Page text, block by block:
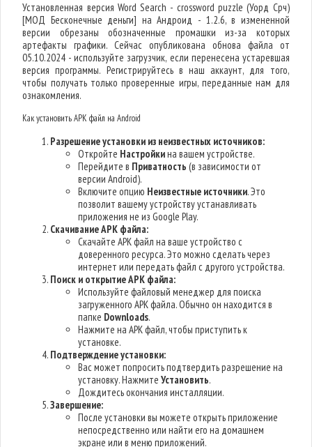
Установленная версия Word Search - crossword puzzle (Уорд Срч)
[МОД Бесконечные деньги] на Андроид - 1.2.6, в измененной
версии обрезаны обозначенные промашки из-за которых
артефакты графики. Сейчас опубликована обнова файла от
05.10.2024 - используйте загрузчик, если перенесена устаревшая
версия программы. Регистрируйтесь в наш аккаунт, для того,
чтобы получать только проверенные игры, переданные нам для
ознакомления.
Как установить APK файл на Android
Разрешение установки из неизвестных источников:
Откройте Настройкина вашем устройстве.
Перейдите в Приватность (в зависимости от
версии Android).
Включите опцию Неизвестные источники. Это
позволит вашему устройству устанавливать
приложения не из Google Play.
Скачивание APK файла:
Скачайте APK файл на ваше устройство с
доверенного ресурса. Это можно сделать через
интернет или передать файл с другого устройства.
Поиск и открытие APK файла:
Используйте файловый менеджер для поиска
загруженного APK файла. Обычно он находится в
папке Downloads.
Нажмите на APK файл, чтобы приступить к
установке.
Подтверждение установки:
Вас может попросить подтвердить разрешение на
установку. НажмитеУстановить.
Дождитесь окончания инсталляции.
Завершение:
После установки вы можете открыть приложение
непосредственно или найти его на домашнем
экране или в меню приложений.